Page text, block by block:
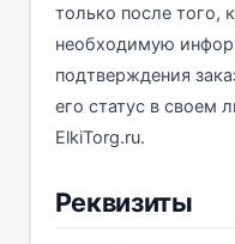
только после того,
необходимую
подтверждения
его статус в своем
ElkiTorg.ru.
Реквизиты